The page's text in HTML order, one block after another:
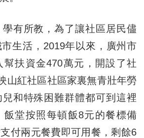
所教，為了讓社區居民儘
生活，2019年以來，廣州市
幫扶資金470萬元，開設了社
山紅社區社區家裏無青壯年勞
和特殊困難群體都可到這裡
飯堂按照每頓飯8元的餐標備
付兩元餐費即可用餐，剩餘6